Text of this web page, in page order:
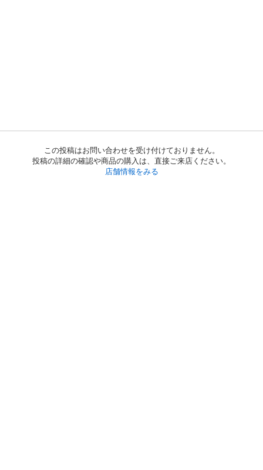
この投稿はお問い合わせを受け付けておりません。
投稿の詳細の確認や商品の購入は、直接ご来店ください。
店舗情報をみる